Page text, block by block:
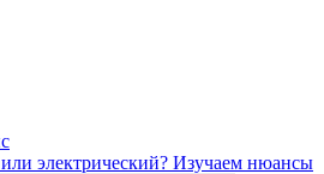
электрический? Изучаем нюансы